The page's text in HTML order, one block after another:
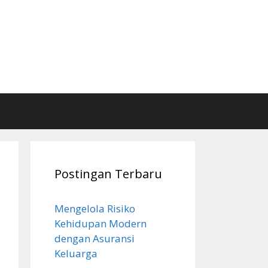
Postingan Terbaru
Mengelola Risiko
Kehidupan Modern
dengan Asuransi
Keluarga